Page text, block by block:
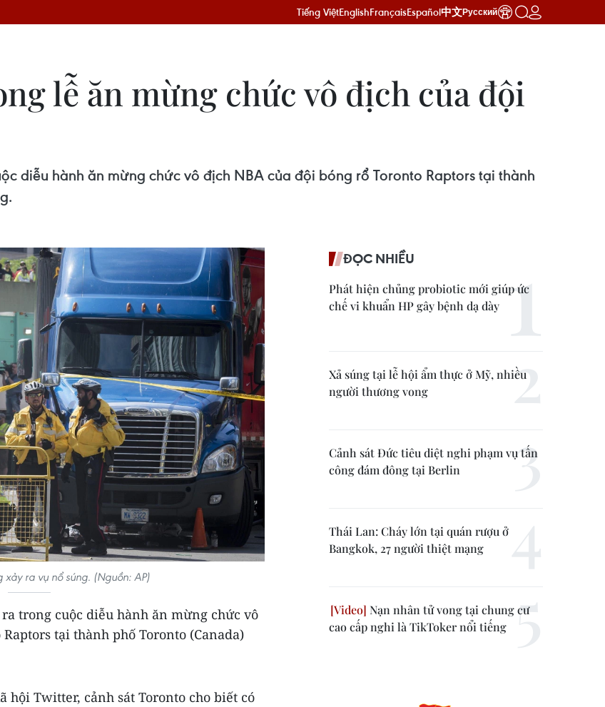
Tiếng ViệtEnglishFrançaisEspañol中文Русский
lễ ăn mừng chức vô địch của đội
diễu hành ăn mừng chức vô địch NBA của đội bóng rổ Toronto Raptors tại thành
xảy ra vụ nổ súng. (Nguồn: AP)
trong cuộc diễu hành ăn mừng chức vô
tại thành phố Toronto (Canada)
hội Twitter, cảnh sát Toronto cho biết có
ĐỌC NHIỀU
Phát hiện chủng probiotic mới giúp ức
chế vi khuẩn HP gây bệnh dạ dày
Xả súng tại lễ hội ẩm thực ở Mỹ, nhiều
người thương vong
Cảnh sát Đức tiêu diệt nghi phạm vụ tấn
công đám đông tại Berlin
Thái Lan: Cháy lớn tại quán rượu ở
Bangkok, 27 người thiệt mạng
Nạn nhân tử vong tại chung cư
cao cấp nghi là TikToker nổi tiếng